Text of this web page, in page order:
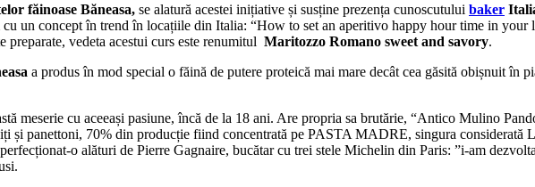
făinoase Băneasa, se alatură acestei inițiative și susține prezența cunoscutului baker
cu un concept în trend în locațiile din Italia: “How to set an aperitivo happy hour time in your
vedeta acestui curs este renumitul Maritozzo Romano sweet and savory.
a produs în mod special o făină de putere proteică mai mare decât cea găsită obișnuit în
meserie cu aceeași pasiune, încă de la 18 ani. Are propria sa brutărie, “Antico Mulino
și panettoni, 70% din producție fiind concentrată pe PASTA MADRE, singura
o alături de Pierre Gagnaire, bucătar cu trei stele Michelin din Paris: ”i-am